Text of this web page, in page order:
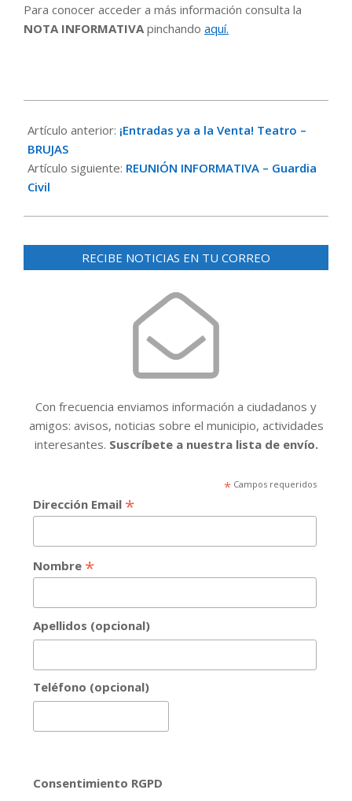
Para conocer acceder a más información consulta la
NOTA INFORMATIVApinchando aquí.
01-
29
Artículo anterior: ¡Entradas ya a la Venta! Teatro –
BRUJAS
Artículo siguiente: REUNIÓN INFORMATIVA – Guardia
Civil
RECIBE NOTICIAS EN TU CORREO
Con frecuencia enviamos información a ciudadanos y
amigos: avisos, noticias sobre el municipio, actividades
interesantes. Suscríbete a nuestra lista de envío.
*Campos requeridos
Dirección Email *
Nombre *
Apellidos (opcional)
Teléfono (opcional)
Consentimiento RGPD